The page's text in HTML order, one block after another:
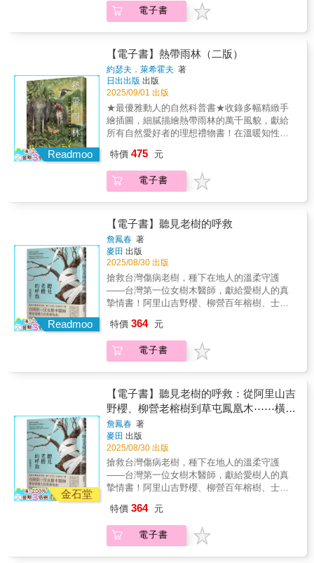
的地理環境，滋養的物種如此豐饒，享用甜美
的瓜果之後，清洗種子、風乾收藏。即使不追
掇不過度採集，適量擁有讓其餘回歸自然；物
盡其用，既然撿回來就好好收藏，珍惜這片土
地所孕育的美好，甚至使其重獲新生。《種子
的可能》是關於種子撿拾與創作的書，一共收
錄154 多種適合乾燥創作的植物果實種子，逐
一分析其外觀特色、創造發想、乾燥處理方式
等，與30 件作品的手作教學，並且在增訂版編
書，更加關心留意周遭被我們忽略或丟棄的大
燥前後的時間變化差異性，根據每一種類的特
色和可能性，用於設計飾品或各種裝飾品，逐
漸踏上這一條不歸路。撿拾、創造再生專屬於
自己的一趟旅行、一段事件，除了照片、化為
隻字片語的回憶，是否還能用其他方式被保留
下來？那就是撿拾物。無論它是石頭、貝殼、
碎片等任何形式，一旦參與故事其中，就是對
自己最有意義的，並且無可取代。仔細端詳撿
拾來的果實種子，有些像花，有些造型別緻，
有些花紋特殊，有些呈現珠寶般鮮豔的色
澤……乾燥後放入透明瓶罐，就成為自然獨特
的擺飾；揀選精巧堅硬的種子加工做成飾品，
草木孕育的寶石，耐看不造作。臺灣得天獨厚
的地理環境，滋養的物種如此豐饒，享用甜美
的瓜果之後，清洗種子、風乾收藏。即使不追
掇不過度採集，適量擁有讓其餘回歸自然；物
盡其用，既然撿回來就好好收藏，珍惜這片土
地所孕育的美好，甚至使其重獲新生。《種子
的可能》是關於種子撿拾與創作的書，一共收
錄154 多種適合乾燥創作的植物果實種子，逐
一分析其外觀特色、創造發想、乾燥處理方式
等，與30 件作品的手作教學，並且在增訂版編
書，更加關心留意周遭被我們忽略或丟棄的大
自然寶石，體驗撿拾×手作的樂趣。
又如何透過它們的名字和人類對話。本書特色
1.神話是追溯起源的最終處，深入阿美族泛靈
係。本書特色2.無論族群如何擴散遷徙，每一
種阿美族植物俗名皆與自然物密不可分。當名
字被說出，記憶將被召喚，連結植物外形、特
徵、語音和語意，展現人、地、物密不可分的
關係。本書特色3.鄭漢文校長走入部落，汲取
珍貴傳統知識，透過豐富案例，記錄植物如何
深植於阿美族的信仰、祭儀、社會結構與日常
生活。呈現阿美族感知、回應和思考世界的方
式，猶如閱讀一部深邃而廣博的民族誌。
裡的植物倫理問題。結合對植物生理研究和認
知科學，我們在植物的感覺和運動中發現了豐
富的訊息；也重新反思，破除我們在感知、意
物中心思想。《植物在想什麼？》帶我們探索
近在身邊的另類世界，幫助我們透過更廣闊的
視角，看見解決全球危機的新方法，拓展我們
對「智慧」的想像。
蘚吧！目前世界上已知的苔蘚植物約有20,000
介紹430種常見於附近的市區或田地、淺山、低
地的常綠林和落葉林的苔蘚植物。或許有人會
想：「苔蘚那麼小，分辨得出來嗎？」本書將
種苔蘚的孢子的生長處、如何生長的宏觀視
角，到葉、莖、孢蒴（相當於草木的花）的微
小特徵，配合大量照片進行解說。此外，書中
還介紹了許多顯微鏡照片，讓讀者能從不同於
往常的角度，欣賞苔蘚植物的風貌。相信在觀
察物種的特徵過程中，亦能逐步了解科和屬這
魅力。◎苔蘚植物的特徵1）嬌小的尺寸是最大
的優點──縫隙植物2）從身體表面吸收、蒸發
水分──變水性3）透過「無性芽」繁殖4）扦插
性質，從南極的湖底，到高山聖母峰，在地球
上各個角落的縫隙無處不生長。只不過，苔蘚
不耐海水，在日本沿海地區目前僅發現1種苔蘚
植物。◎苔蘚植物的分類苔蘚植物又稱為苔蘚
類，分成「蘚類」、「苔類」、「角蘚類」三
大類群。在分子系統分類學上，蘚類被認為是
最早分枝出來，接著再依序分出苔類、角蘚
前並未發現介於兩者之間的過渡性類群。孢子
體也是科和屬的概念上最重要的特徵。野外觀
察時，尋找孢子體是很重要的一點。◎苔蘚植
單倍體世代的配子體，以及受精後形成的雙倍
體世代的孢子體。[何謂配子體] 配子體為生殖
器官，產生藏卵器和藏精器，受精後會形成
胚，發育成孢子體。孢子體無法獨立生長，而
是緊貼在配子體的上方，長出孢子囊（苔蘚植
物中稱為孢蒴），並在裡面產生減數分裂，形
成孢子。孢子發芽後，便會長出配子體（原絲
體）。[散播精子的方法] 苔蘚植物的精子是所
謂的水媒花（花粉依靠水傳播進行授粉的
花），帶有鞭毛，能在水中游動到藏卵器。也
胞接觸到水面時，細胞膜會破裂，精子便會游
出來。[關於無性芽] 在苔蘚植物中，有許多種
類會產生稱為無性芽的繁殖體（P.11）。透過
電子書
Readmoo
【電子書】熱帶雨林（二版）
約瑟夫．萊希霍夫 著
日出出版 出版
2025/09/01 出版
★最優雅動人的自然科普書★收錄多幅精緻手
繪插圖，細膩描繪熱帶雨林的萬千風貌，獻給
所有自然愛好者的理想禮物書！在溫暖知性的
林的生命與韌性，感受其繁複精巧的生態系統
與脆弱，理解它為何在維繫地球生物多樣性中
扮演關鍵角色，一同思索，我們還能做些什麼
明豔燦爛的神鳥魁札爾、緩緩移動於樹冠間的
樹懶；濕熱窒人的空氣、鋪天蓋地的螞蟻與白
蟻、讓人皮膚灼熱難耐的沙蚤、吸血致病的蚊
蚋……熱帶雨林是地表物種最豐富的棲息地，
生命之多樣繁茂遠超過地球其他區域。這樣的
多樣性是在熱帶雨林獨特的生存條件、限制與
隔絕性下，經千萬年演化孕育而成，卻在人類
逼近之下，在過去一百五十年中被摧毀大半。
德國演化生物學家約瑟夫‧萊希霍夫走遍亞馬遜
究與個人田野經驗，介紹各大熱帶雨林之形
成、多樣生命、環境特徵與限制，除了豐富的
動植物知識、眾多細部差異的論述，更從原住
民傳說及殖民史說明各區域的雨林開發背景，
並比較各地雨林之同異。萊希霍夫更從雨林遭
受破壞的時空背景，分析破壞背後的困境、政
治角力與商業利益。並以哥斯大黎加、巴西與
祕魯等地成功保存雨林案例，分析雨林保存的
可能性與做法。本書更結合了名插畫家約翰‧布
蘭德史岱特充滿細節的手繪圖，讓人宛如身歷
其境，對雨林的認識更全面多元，也更貼近現
實。熱帶雨林不是那種面積縮減了還能再彌補
還能被復原，但自然的豐富多樣與美麗卻不
行。我們的所作所為，是不可逆的。人類在本
質上並非雨林生物，而雨林對人類來說也不是
特價 475 元
電子書
Readmoo
【電子書】聽見老樹的呼救
詹鳳春 著
麥田 出版
2025/08/30 出版
搶救台灣傷病老樹，種下在地人的溫柔守護
——台灣第一位女樹木醫師，獻給愛樹人的真
摯情書！阿里山吉野櫻、柳營百年榕樹、士林
樹病木，拖著垂危枝條發出無聲吶喊；當樹木
醫生——詹鳳春踏查全台，拆解文明對樹木的
忽視與破壞， 她記錄下一則又一則「救樹」過
絆；她守住的不只是老樹，更是我們對這片土
地的連結與承諾。鈴木和夫（東京大學名譽教
授）跨海祝福！蔡惠卿（中華民國自然生態保
育協會前祕書長）專文作序張岱（農業部林業
及自然保育署副署長）張光正（中原大學董事
長）陳聖義（農業部農田水利署七星管理處處
長）曾寶儀（主持人）吳志靖（社團法人嘉義
縣阿里山生態旅遊協會理事長）劉淑惠（社團
法人嘉義縣阿里山生態旅遊協會常務理事）
——誠摯推薦「得知您出版了一本可謂代表樹
上誠摯的祝賀。身為台灣唯一的女性樹木醫，
您將自己多年來在台灣推動樹木與巨樹保全的
經驗彙整成書，成就了這部極具價值的作
特價 364 元
電子書
金石堂
【電子書】聽見老樹的呼救：從阿里山吉
野櫻、柳營老榕樹到草屯鳳凰木⋯⋯橫跨
全台的「搶救老樹」紀實，走進傷病現
場，重啟人與自然的生命對話
詹鳳春 著
麥田 出版
2025/08/30 出版
搶救台灣傷病老樹，種下在地人的溫柔守護
——台灣第一位女樹木醫師，獻給愛樹人的真
摯情書！阿里山吉野櫻、柳營百年榕樹、士林
樹病木，拖著垂危枝條發出無聲吶喊；當樹木
醫生——詹鳳春踏查全台，拆解文明對樹木的
忽視與破壞， 她記錄下一則又一則「救樹」過
特價 364 元
電子書